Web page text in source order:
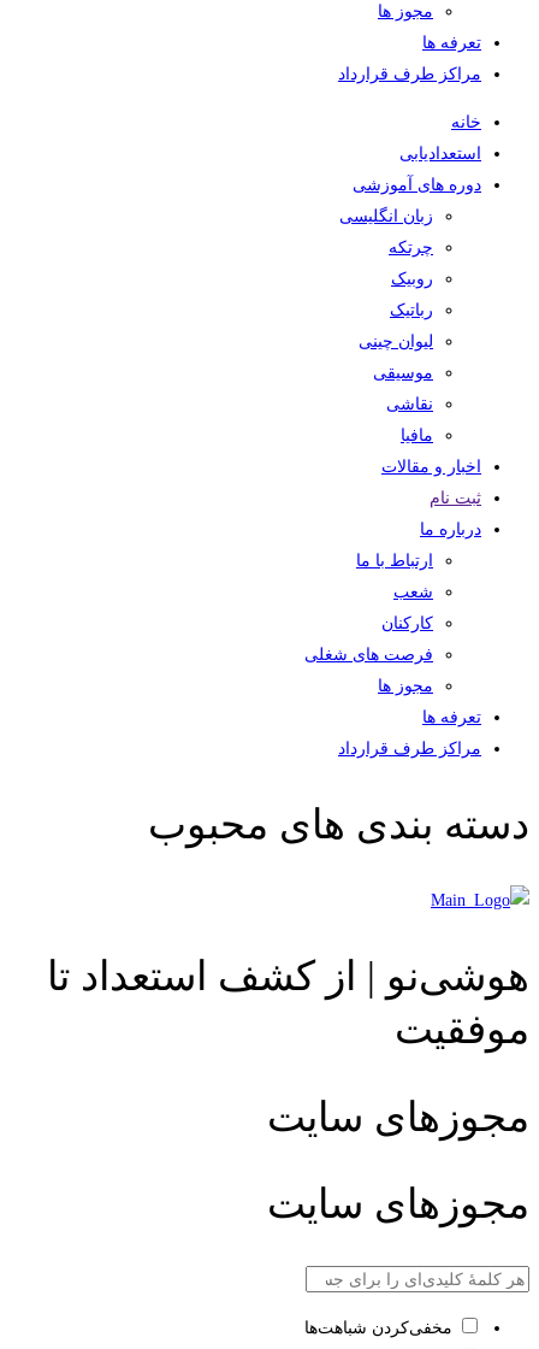
مجوز ها
تعرفه ها
مراکز طرف قرارداد
خانه
استعدادیابی
دوره های آموزشی
زبان انگلیسی
چرتکه
روبیک
رباتیک
لیوان چینی
موسیقی
نقاشی
مافیا
اخبار و مقالات
ثبت نام
درباره ما
ارتباط با ما
شعب
کارکنان
فرصت های شغلی
مجوز ها
تعرفه ها
مراکز طرف قرارداد
دسته بندی های محبوب
هوشی‌نو | از کشف استعداد تا
موفقیت
مجوزهای سایت
مجوزهای سایت
مخفی‌کردن شباهت‌ها